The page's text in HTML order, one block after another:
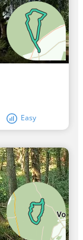
Easy